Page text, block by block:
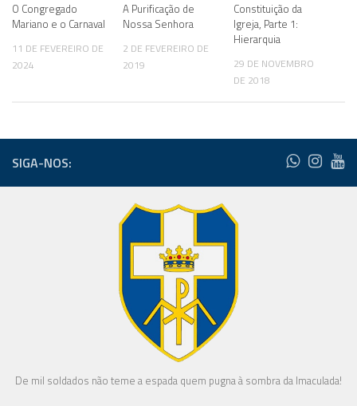
O Congregado
Mariano e o Carnaval
11 DE FEVEREIRO DE
2024
A Purificação de
Nossa Senhora
2 DE FEVEREIRO DE
2019
Constituição da
Igreja, Parte 1:
Hierarquia
29 DE NOVEMBRO
DE 2018
SIGA-NOS:
De mil soldados não teme a espada quem pugna à sombra da Imaculada!